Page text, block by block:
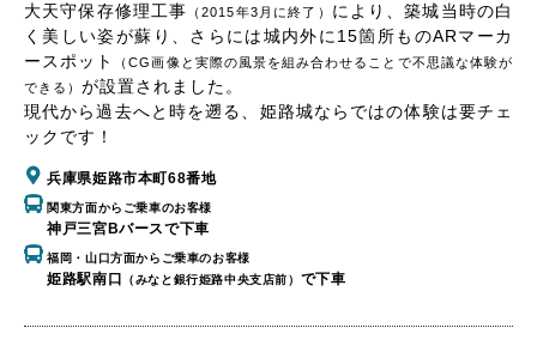
大天守保存修理工事
（2015年3月に終了）
により、築城当時の白
く美しい姿が蘇り、さらには城内外に15箇所ものARマーカ
ースポット
（CG画像と実際の風景を組み合わせることで不思議な体験が
できる） が設置されました。
現代から過去へと時を遡る、姫路城ならではの体験は要チェ
ックです！
兵庫県姫路市本町68番地
関東方面からご乗車のお客様
神戸三宮Bバースで下車
福岡・山口方面からご乗車のお客様
姫路駅南口 （みなと銀行姫路中央支店前） で下車